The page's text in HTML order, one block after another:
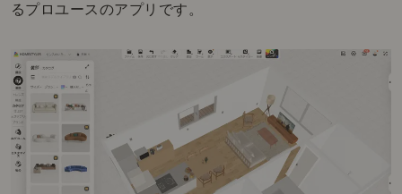
るプロユースのアプリです。